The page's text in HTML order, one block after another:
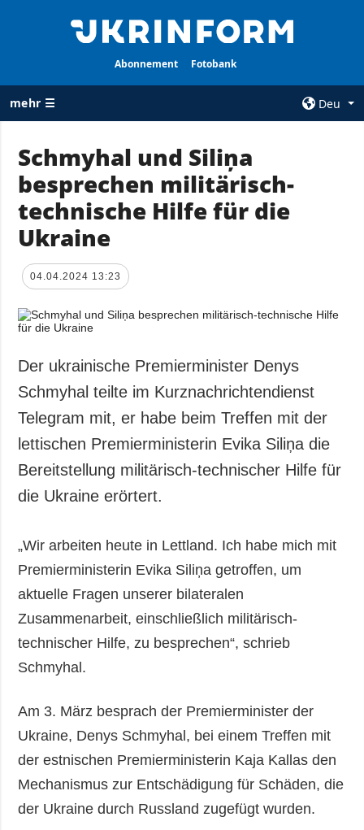
Abonnement Fotobank
mehr ☰
Deu
ALLE
RUBRIKEN
Krieg
Wiederaufbau
der Ukraine
Politik
Wirtschaft
Gesellschaft und
Kultur
Sport
Kriminalität
Notstand und
Notfälle
AGENTUR
Über uns
und zum Schutz
Veröffentlichungen
Interview
Fotos
Video
Abonnement
Fotobank
Schmyhal und Siliņa
besprechen militärisch-
technische Hilfe für die
Ukraine
04.04.2024 13:23
Der ukrainische Premierminister Denys
Schmyhal teilte im Kurznachrichtendienst
Telegram mit, er habe beim Treffen mit der
lettischen Premierministerin Evika Siliņa die
Bereitstellung militärisch-technischer Hilfe für
die Ukraine erörtert.
„Wir arbeiten heute in Lettland. Ich habe mich mit
Premierministerin Evika Siliņa getroffen, um
aktuelle Fragen unserer bilateralen
Zusammenarbeit, einschließlich militärisch-
technischer Hilfe, zu besprechen“, schrieb
Schmyhal.
Am 3. März besprach der Premierminister der
Ukraine, Denys Schmyhal, bei einem Treffen mit
der estnischen Premierministerin Kaja Kallas den
Mechanismus zur Entschädigung für Schäden, die
der Ukraine durch Russland zugefügt wurden.